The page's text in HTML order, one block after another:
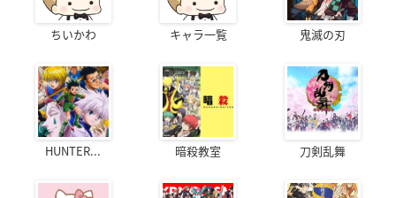
ちいかわ キャラ一覧 鬼滅の刃
HUNTER... 暗殺教室 刀剣乱舞